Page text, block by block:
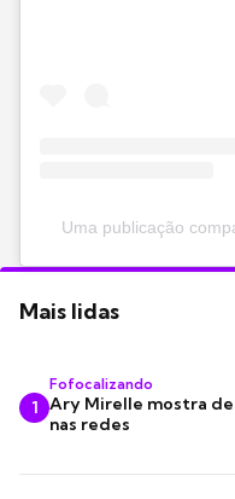
Uma publicação
Mais lidas
1
Fofocalizando
Ary Mirelle mostra
nas redes